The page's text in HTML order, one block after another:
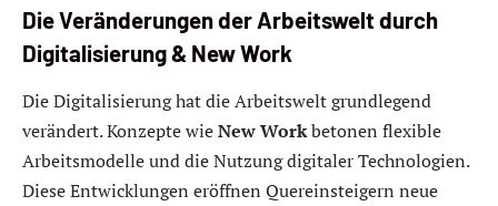
Die Veränderungen der Arbeitswelt durch
Digitalisierung & New Work
Die Digitalisierung hat die Arbeitswelt grundlegend
verändert. Konzepte wieNew Workbetonen flexible
Arbeitsmodelle und die Nutzung digitaler Technologien.
Diese Entwicklungen eröffnen Quereinsteigern neue